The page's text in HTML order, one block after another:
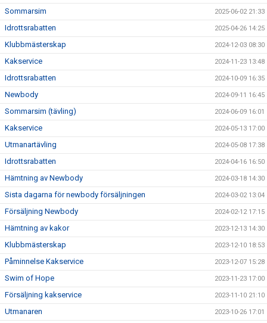
Sommarsim 2025-06-02 21:33
Idrottsrabatten 2025-04-26 14:25
Klubbmästerskap 2024-12-03 08:30
Kakservice 2024-11-23 13:48
Idrottsrabatten 2024-10-09 16:35
Newbody 2024-09-11 16:45
Sommarsim (tävling) 2024-06-09 16:01
Kakservice 2024-05-13 17:00
Utmanartävling 2024-05-08 17:38
Idrottsrabatten 2024-04-16 16:50
Hämtning av Newbody 2024-03-18 14:30
Sista dagarna för newbody försäljningen 2024-03-02 13:04
Försäljning Newbody 2024-02-12 17:15
Hämtning av kakor 2023-12-13 14:30
Klubbmästerskap 2023-12-10 18:53
Påminnelse Kakservice 2023-12-07 15:28
Swim of Hope 2023-11-23 17:00
Försäljning kakservice 2023-11-10 21:10
Utmanaren 2023-10-26 17:01